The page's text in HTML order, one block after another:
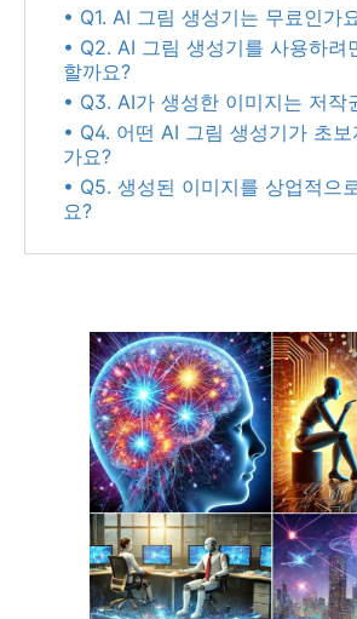
• Q1. AI 그림 생성기는 무료인가
• Q2. AI 그림 생성기를 사용하려
할까요?
• Q3. AI가 생성한 이미지는 저작
• Q4. 어떤 AI 그림 생성기가 초
가요?
• Q5. 생성된 이미지를 상업적으
요?